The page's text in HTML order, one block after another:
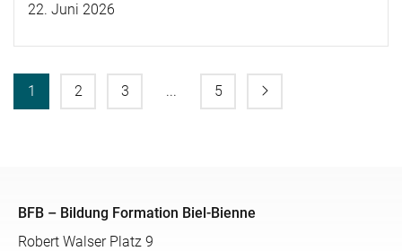
22. Juni 2026
1 2 3 ... 5
BFB – Bildung Formation Biel-Bienne
Robert Walser Platz 9